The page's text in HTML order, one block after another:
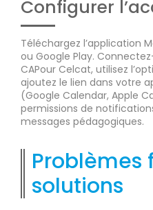
Configurer
Téléchargez l’application
ou Google Play.
CAPour Celcat, utilisez
ajoutez le lien dans votre
(Google Calendar, Apple
permissions de
messages pédagogiques.
Problèmes
solutions